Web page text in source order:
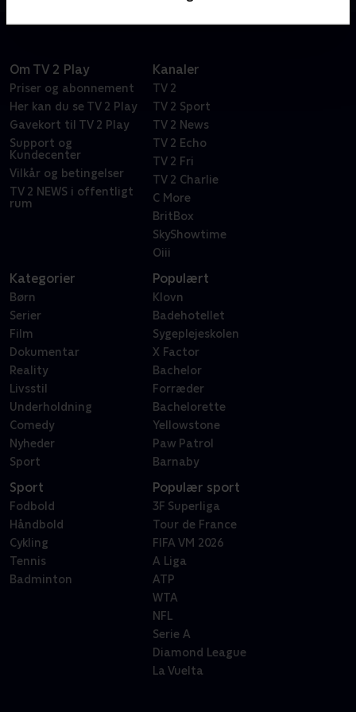
Om TV 2 Play
Priser og abonnement
Her kan du se TV 2 Play
Gavekort til TV 2 Play
Support og
Kundecenter
Vilkår og betingelser
TV 2 NEWS i offentligt
rum
Kanaler
TV 2
TV 2 Sport
TV 2 News
TV 2 Echo
TV 2 Fri
TV 2 Charlie
C More
BritBox
SkyShowtime
Oiii
Kategorier
Børn
Serier
Film
Dokumentar
Reality
Livsstil
Underholdning
Comedy
Nyheder
Sport
Populært
Klovn
Badehotellet
Sygeplejeskolen
X Factor
Bachelor
Forræder
Bachelorette
Yellowstone
Paw Patrol
Barnaby
Sport
Fodbold
Håndbold
Cykling
Tennis
Badminton
Populær sport
3F Superliga
Tour de France
FIFA VM 2026
A Liga
ATP
WTA
NFL
Serie A
Diamond League
La Vuelta